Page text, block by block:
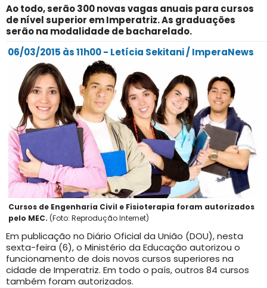
Ao todo, serão 300 novas vagas anuais para cursos
de nível superior em Imperatriz. As graduações
serão na modalidade de bacharelado.
06/03/2015 às 11h00 - Letícia Sekitani / ImperaNews
Cursos de Engenharia Civil e Fisioterapia foram autorizados
pelo MEC. (Foto: Reprodução Internet)
Em publicação no Diário Oficial da União (DOU), nesta
sexta-feira (6), o Ministério da Educação autorizou o
funcionamento de dois novos cursos superiores na
cidade de Imperatriz. Em todo o país, outros 84 cursos
também foram autorizados.